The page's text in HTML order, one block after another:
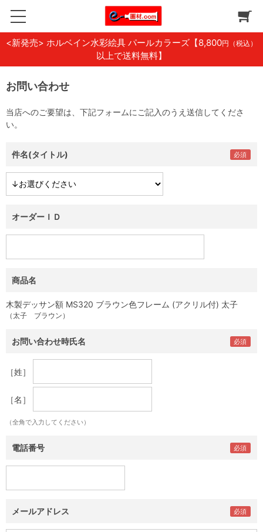
<新発売> ホルベイン水彩絵具 パールカラーズ 【8,800円（税込）
以上で送料無料】
お問い合わせ
当店へのご要望は、下記フォームにご記入のうえ送信してくださ
い。
件名(タイトル)
オーダーＩＤ
商品名
木製デッサン額 MS320 ブラウン色フレーム (アクリル付) 太子
（太子 ブラウン）
お問い合わせ時氏名
［姓］
［名］
（全角で入力してください）
電話番号
メールアドレス